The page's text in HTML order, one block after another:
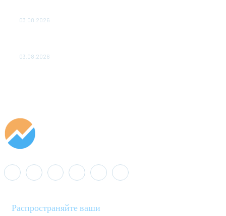
03.08.2026
03.08.2026
Распространяйте ваши